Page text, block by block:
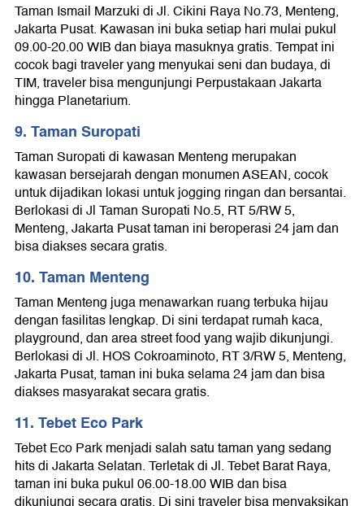
Taman Ismail Marzuki di Jl. Cikini Raya No.73, Menteng,
Jakarta Pusat. Kawasan ini buka setiap hari mulai pukul
09.00-20.00 WIB dan biaya masuknya gratis. Tempat ini
cocok bagi traveler yang menyukai seni dan budaya, di
TIM, traveler bisa mengunjungi Perpustakaan Jakarta
hingga Planetarium.
9. Taman Suropati
Taman Suropati di kawasan Menteng merupakan
kawasan bersejarah dengan monumen ASEAN, cocok
untuk dijadikan lokasi untuk jogging ringan dan bersantai.
Berlokasi di Jl Taman Suropati No.5, RT 5/RW 5,
Menteng, Jakarta Pusat taman ini beroperasi 24 jam dan
bisa diakses secara gratis.
10. Taman Menteng
Taman Menteng juga menawarkan ruang terbuka hijau
dengan fasilitas lengkap. Di sini terdapat rumah kaca,
playground, dan area street food yang wajib dikunjungi.
Berlokasi di Jl. HOS Cokroaminoto, RT 3/RW 5, Menteng,
Jakarta Pusat, taman ini buka selama 24 jam dan bisa
diakses masyarakat secara gratis.
11. Tebet Eco Park
Tebet Eco Park menjadi salah satu taman yang sedang
hits di Jakarta Selatan. Terletak di Jl. Tebet Barat Raya,
taman ini buka pukul 06.00-18.00 WIB dan bisa